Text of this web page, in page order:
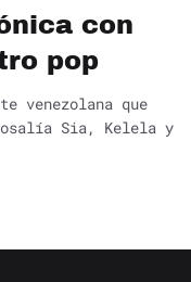
con
pop
venezolana que
Sia, Kelela y